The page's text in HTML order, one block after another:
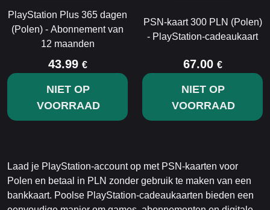
PlayStation Plus 365 dagen
(Polen) - Abonnement van
12 maanden
43.99 €
NIET OP
VOORRAAD
PSN-kaart 300 PLN (Polen)
- PlayStation-cadeaukaart
67.00 €
NIET OP
VOORRAAD
Laad je PlayStation-account op met PSN-kaarten voor
Polen en betaal in PLN zonder gebruik te maken van een
bankkaart. Poolse PlayStation-cadeaukaarten bieden een